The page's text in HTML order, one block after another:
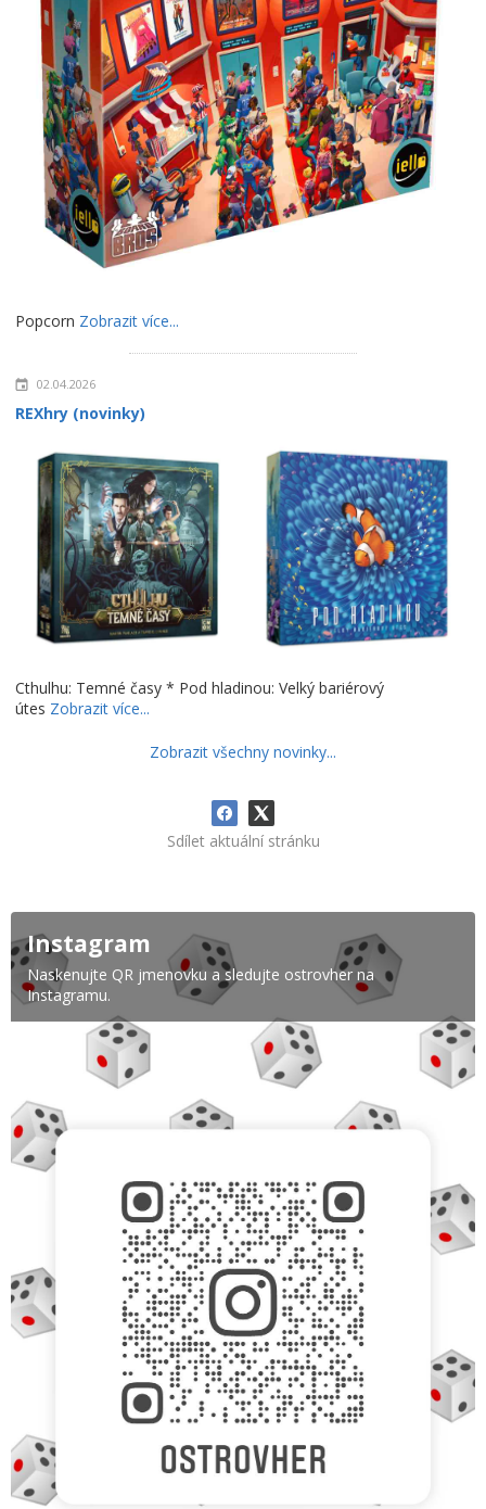
Popcorn Zobrazit více...
02.04.2026
REXhry (novinky)
Cthulhu: Temné časy * Pod hladinou: Velký bariérový
útes Zobrazit více...
Zobrazit všechny novinky...
Sdílet aktuální stránku
Instagram
Naskenujte QR jmenovku a sledujte ostrovher na
Instagramu.